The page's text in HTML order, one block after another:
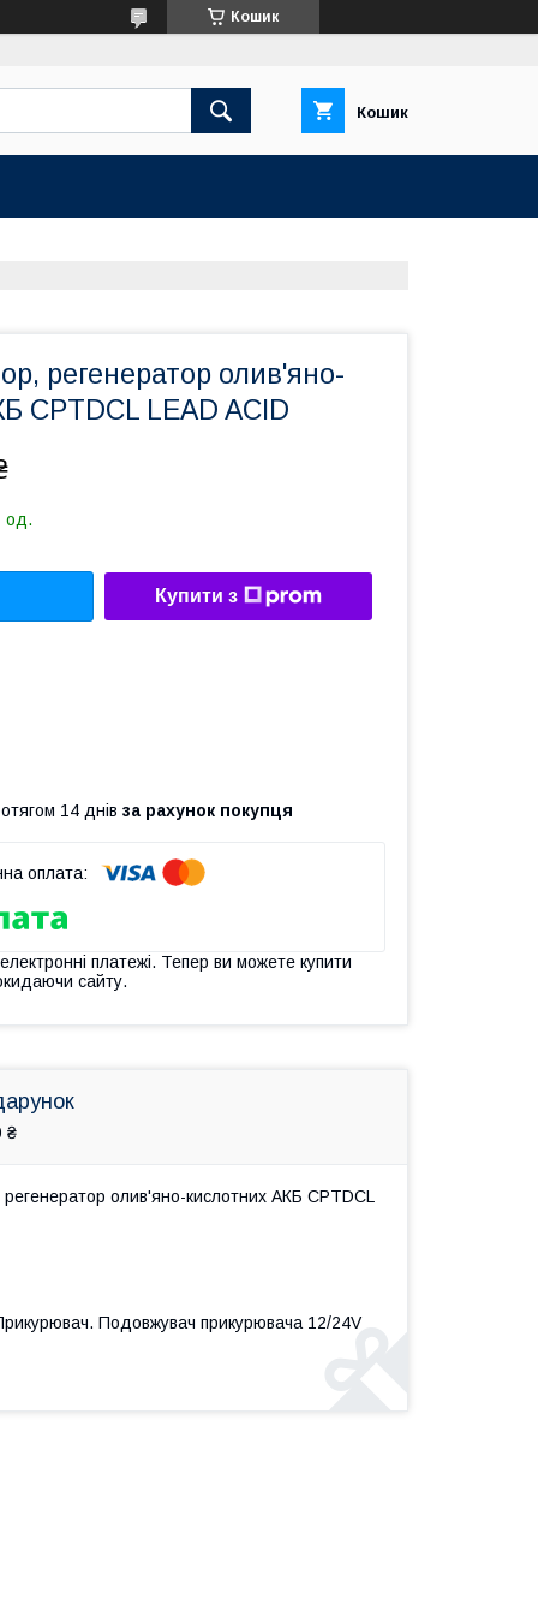
Кошик
Кошик
регенератор олив'яно-
CPTDCL LEAD ACID
од.
Купити з
14 днів за рахунок покупця
платежі. Тепер ви можете купити
сайту.
₴
олив'яно-кислотних АКБ CPTDCL
Подовжувач прикурювача 12/24V